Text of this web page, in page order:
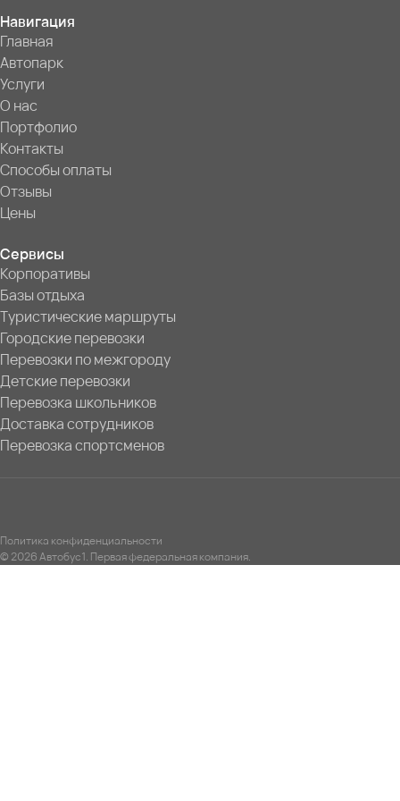
Навигация
Главная
Автопарк
Услуги
О нас
Портфолио
Контакты
Способы оплаты
Отзывы
Цены
Сервисы
Корпоративы
Базы отдыха
Туристические маршруты
Городские перевозки
Перевозки по межгороду
Детские перевозки
Перевозка школьников
Доставка сотрудников
Перевозка спортсменов
Политика конфиденциальности
© 2026 Автобус1. Первая федеральная компания.